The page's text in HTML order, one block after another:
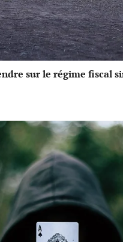
sur le régime fiscal